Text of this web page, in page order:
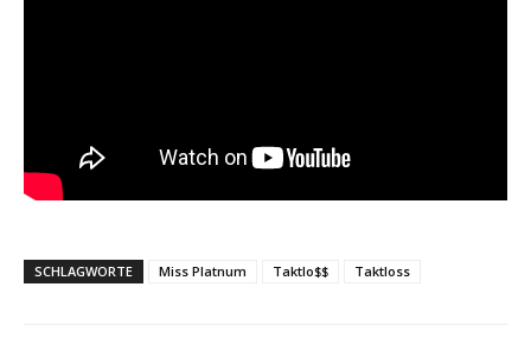
SCHLAGWORTE Miss Platnum Taktlo$$ Taktloss